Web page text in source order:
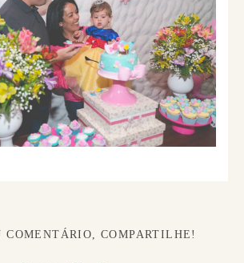
COMENTÁRIO, COMPARTILHE!